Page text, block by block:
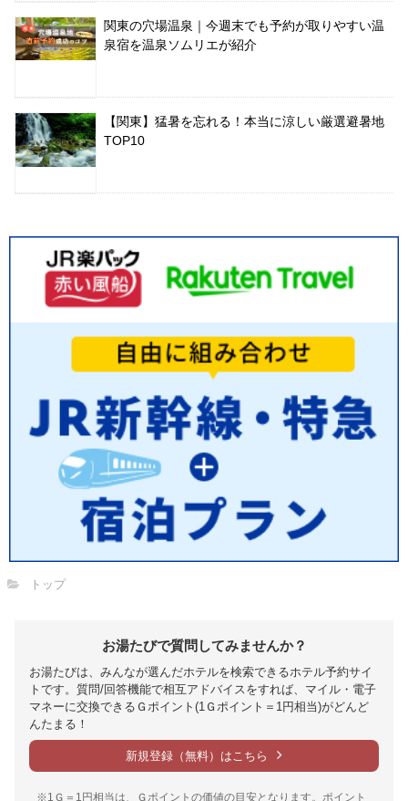
関東の穴場温泉｜今週末でも予約が取りやすい温
泉宿を温泉ソムリエが紹介
【関東】猛暑を忘れる！本当に涼しい厳選避暑地
TOP10
トップ
お湯たびで質問してみませんか？
お湯たびは、みんなが選んだホテルを検索できるホテル予約サイ
トです。質問/回答機能で相互アドバイスをすれば、マイル・電子
マネーに交換できるＧポイント(1Ｇポイント＝1円相当)がどんど
んたまる！
新規登録（無料）はこちら
※1Ｇ＝1円相当は、Ｇポイントの価値の目安となります。ポイント